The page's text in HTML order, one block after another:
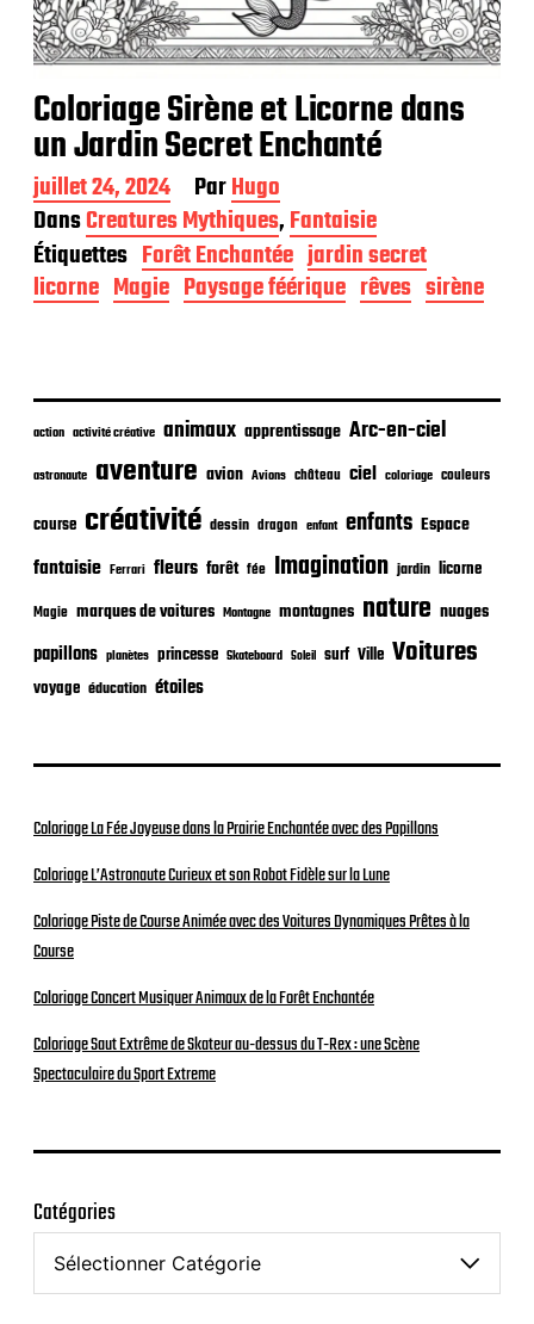
Coloriage Sirène et Licorne dans
un Jardin Secret Enchanté
D
a
t
e
d
e
l
i
a
i
n
juillet 24, 2024 ParHugo
DansCreatures Mythiques,Fantaisie
Étiquettes Forêt Enchantée jardin secret
licorne Magie Paysage féérique rêves sirène
action activité créative animaux apprentissage Arc-en-ciel
astronaute aventure avion Avions château ciel coloriage couleurs
course créativité dessin dragon enfant enfants Espace
fantaisie Ferrari fleurs forêt fée Imagination jardin licorne
Magie marques de voitures Montagne montagnes nature nuages
papillons planètes princesse Skateboard Soleil surf Ville Voitures
voyage éducation étoiles
Coloriage La Fée Joyeuse dans la Prairie Enchantée avec des Papillons
Coloriage L’Astronaute Curieux et son Robot Fidèle sur la Lune
Coloriage Piste de Course Animée avec des Voitures Dynamiques Prêtes à la
Course
Coloriage Concert Musiquer Animaux de la Forêt Enchantée
Coloriage Saut Extrême de Skateur au-dessus du T-Rex : une Scène
Spectaculaire du Sport Extreme
Catégories